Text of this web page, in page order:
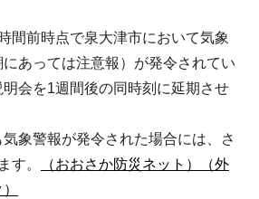
間前時点で泉大津市において気象
あっては注意報）が発令されてい
会を1週間後の同時刻に延期させ
象警報が発令された場合には、さ
す。
（おおさか防災ネット）（外